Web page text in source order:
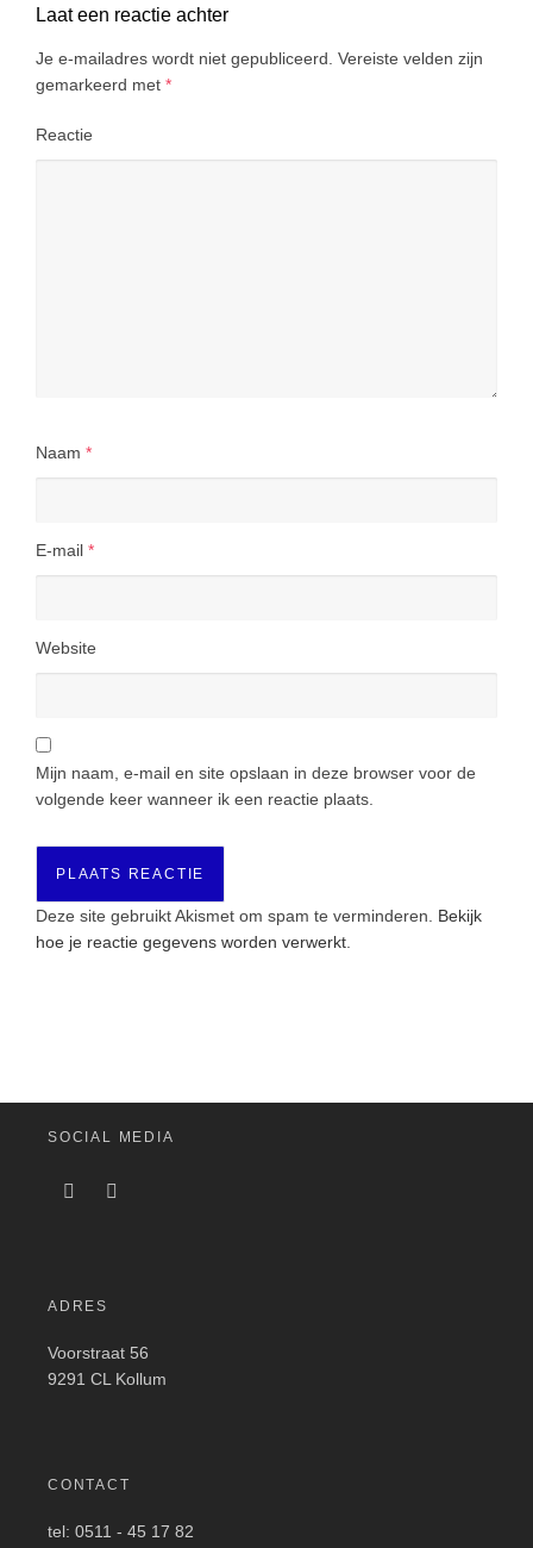
Laat een reactie achter
Je e-mailadres wordt niet gepubliceerd. Vereiste velden zijn
gemarkeerd met *
Reactie
Naam *
E-mail *
Website
Mijn naam, e-mail en site opslaan in deze browser voor de
volgende keer wanneer ik een reactie plaats.
Deze site gebruikt Akismet om spam te verminderen. Bekijk
hoe je reactie gegevens worden verwerkt
SOCIAL MEDIA
ADRES
Voorstraat 56
9291 CL Kollum
CONTACT
tel: 0511 - 45 17 82